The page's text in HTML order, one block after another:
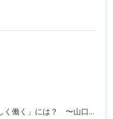
AI時代に「人間らしく働く」には？ 〜山口周さんの対談動画・文字起こし（その２）〜